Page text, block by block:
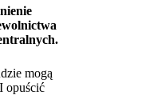
mogą
opuścić